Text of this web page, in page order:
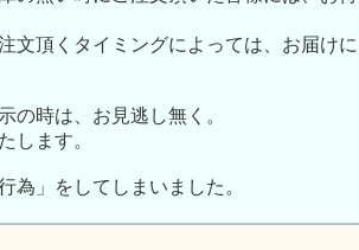
文頂くタイミングによっては、お届けに
の時は、お見逃し無く。
します。
為」をしてしまいました。